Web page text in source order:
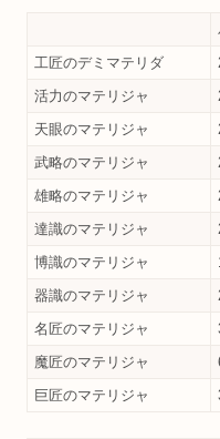
工匠のデミマテリダ
活力のマテリジャ
天眼のマテリジャ
武略のマテリジャ
雄略のマテリジャ
達識のマテリジャ
博識のマテリジャ
器識のマテリジャ
名匠のマテリジャ
魔匠のマテリジャ
巨匠のマテリジャ